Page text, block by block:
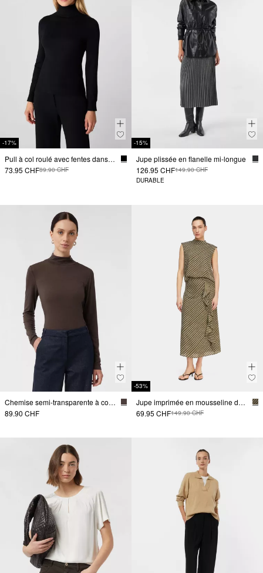
-17%
Pull à col roulé avec fentes dans les manches
73.95 CHF89.90 CHF
-15%
Jupe plissée en flanelle mi-longue
126.95 CHF149.90 CHF
DURABLE
Chemise semi-transparente à col montant
89.90 CHF
-53%
Jupe imprimée en mousseline de soie mi-longue avec volants
69.95 CHF149.90 CHF